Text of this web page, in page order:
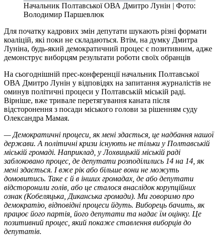
Начальник Полтавської ОВА Дмитро Лунін | Фото:
Володимир Паршевлюк
Для початку кадрових змін депутати шукають різні формати
коаліцій, які поки не складаються. Втім, на думку Дмитра
Луніна, будь-який демократичний процес є позитивним, адже
демонструє виборцям результати роботи своїх обранців
На сьогоднішній прес-конференції начальник Полтавської
ОВА Дмитро Лунін у відповідях на запитання журналістів не
оминув політичні процеси у Полтавській міській раді.
Вірніше, вже тривале перетягування каната після
відсторонення з посади міського голови за рішенням суду
Олександра Мамая.
— Демократичні процеси, як мені здається, це надбання нашої
держави. А політичні кризи існують не тільки у Полтавській
міській громаді. Наприклад, у Лохвицькій міській раді
заблоковано процес, де депутати розподілились 14 на 14, як
мені здається. І вже рік або більше вони не можуть
домовитись. Таке є й в інших громадах, де або депутати
відсторонили голів, або це сталося внаслідок корупційних
ознак (Кобеляцька, Диканська громади). Ми говоримо про
демократію, відповідні процеси йдуть. Виборець бачить, як
працює його партія, його депутати та надає їм оцінку. Це
позитивний процес, який покаже ставлення виборців до
депутатів.